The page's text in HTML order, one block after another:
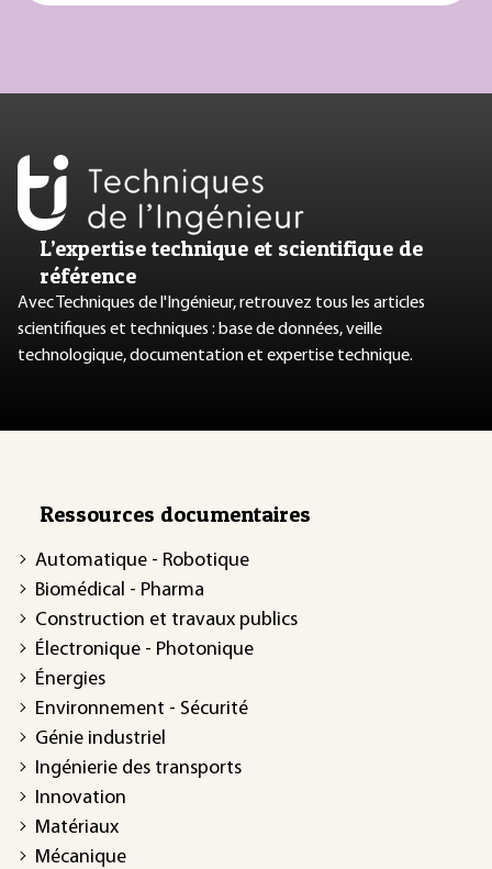
L’expertise technique et scientifique de
référence
Avec Techniques de l'Ingénieur, retrouvez tous les articles
scientifiques et techniques : base de données, veille
technologique, documentation et expertise technique.
Ressources documentaires
Automatique - Robotique
Biomédical - Pharma
Construction et travaux publics
Électronique - Photonique
Énergies
Environnement - Sécurité
Génie industriel
Ingénierie des transports
Innovation
Matériaux
Mécanique